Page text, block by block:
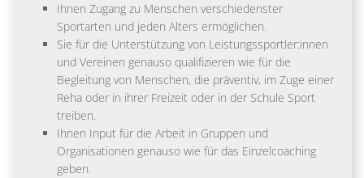
Ihnen Zugang zu Menschen verschiedenster
Sportarten und jeden Alters ermöglichen.
Sie für die Unterstützung von Leistungssportler:innen
und Vereinen genauso qualifizieren wie für die
Begleitung von Menschen, die präventiv, im Zuge einer
Reha oder in ihrer Freizeit oder in der Schule Sport
treiben.
Ihnen Input für die Arbeit in Gruppen und
Organisationen genauso wie für das Einzelcoaching
geben.